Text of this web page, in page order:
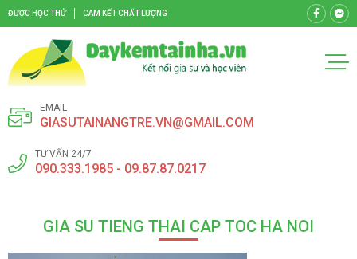
ĐƯỢC HỌC THỬ CAM KẾT CHẤT LƯỢNG
EMAIL
GIASUTAINANGTRE.VN@GMAIL.COM
TƯ VẤN 24/7
090.333.1985 - 09.87.87.0217
GIA SU TIENG THAI CAP TOC HA NOI